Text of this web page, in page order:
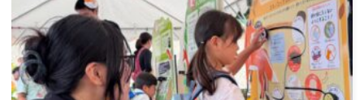
ゲ
ー
シ